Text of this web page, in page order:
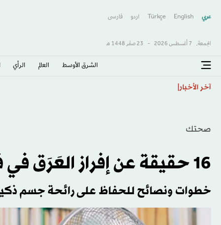
عربي English
Türkçe اردو فارسى
الجمعة, 7 أغسطس 2026 - 23 صفَر 1448 هـ
الشرق الأوسط​ العالم الرأي
آخر الأخبار
صحتك
16 حقيقة عن إفراز العَرَق في فصل الصيف
خطوات ونصائح للحفاظ على رائحة جسم